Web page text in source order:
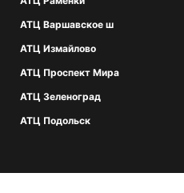
АТЦ Варшавское ш
АТЦ Измайлово
АТЦ Проспект Мира
АТЦ Зеленоград
АТЦ Подольск